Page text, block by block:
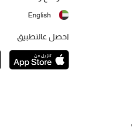
English
احصل عالتطبيق